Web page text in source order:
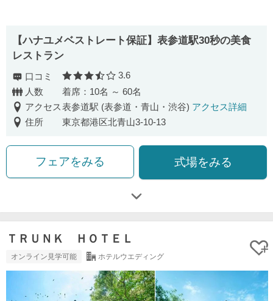
【ハナユメベストレート保証】表参道駅30秒の美食
レストラン
口コミ 口コミ評価
3.6
人数
着席：10名 ～ 60名
アクセス表参道駅 (表参道・青山・渋谷) アクセス詳細
住所
東京都港区北青山3-10-13
フェアをみる 式場をみる
ＴＲＵＮＫ ＨＯＴＥＬ
オンライン見学可能 ホテルウエディング